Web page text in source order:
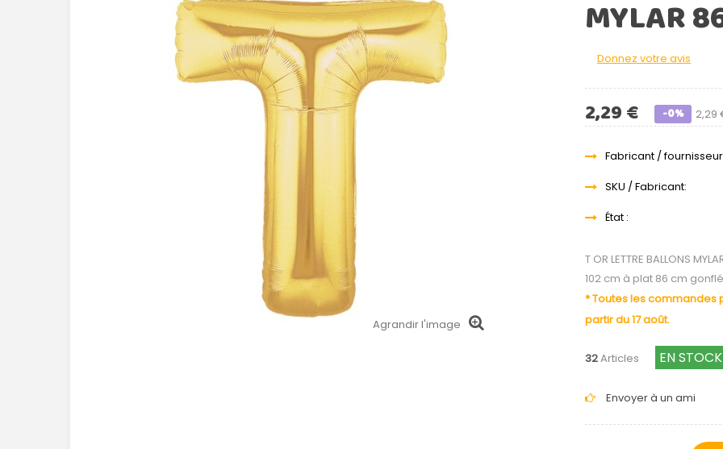
Agrandir l'image
MYLAR
Donnez votre avis
2,29
2,29 € -0%
Fabricant /
SKU / Fabricant:
État :
T OR LETTRE BALLONS
102 cm à plat 86 cm
* Toutes les commandes
partir du 17 août.
32Articles EN STOCK
Envoyer à un ami